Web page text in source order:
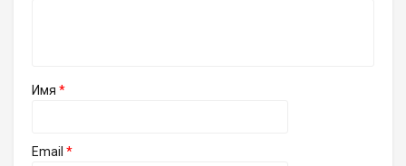
Имя *
Email *